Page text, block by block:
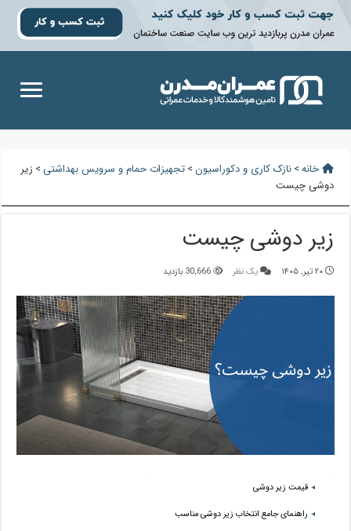
خانه> نازک کاری و دکوراسیون> تجهیزات حمام و سرویس بهداشتی> زیر
دوشی چیست
زیر دوشی چیست
۲۰ تیر, ۱۴۰۵ یک نظر 30,666 بازدید
قیمت زیر دوشی
راهنمای جامع انتخاب زیر دوشی مناسب